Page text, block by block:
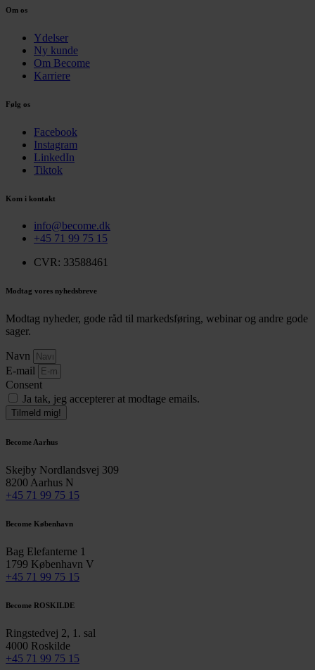
Om os
Ydelser
Ny kunde
Om Become
Karriere
Følg os
Facebook
Instagram
LinkedIn
Tiktok
Kom i kontakt
info@become.dk
+45 71 99 75 15
CVR: 33588461
Modtag vores nyhedsbreve
Modtag nyheder, gode råd til markedsføring, webinar og andre gode
sager.
Navn
E-mail
Consent
Ja tak, jeg accepterer at modtage emails.
Tilmeld mig!
Become Aarhus
Skejby Nordlandsvej 309
8200 Aarhus N
+45 71 99 75 15
Become København
Bag Elefanterne 1
1799 København V
+45 71 99 75 15
Become ROSKILDE
Ringstedvej 2, 1. sal
4000 Roskilde
+45 71 99 75 15